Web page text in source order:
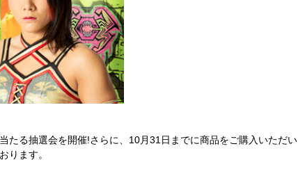
たる抽選会を開催!さらに、10月31日までに商品をご購入いただい
ります。